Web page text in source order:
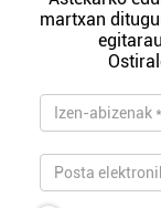
martxan